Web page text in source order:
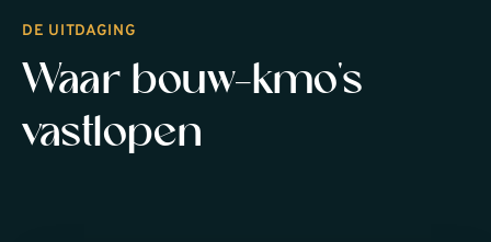
DE UITDAGING
Waar bouw-kmo's
vastlopen